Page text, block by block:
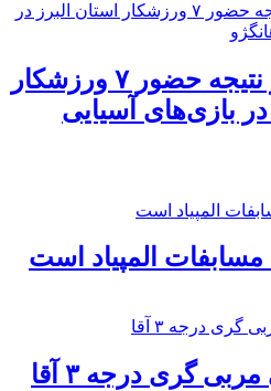
۲ مدال برنز نتیجه حضور ۷ ورزشکار
در بازی‌های آسیایی
المپیاد است
گری درجه ۳ آقا